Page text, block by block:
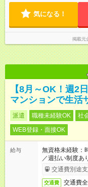
気になる！
掲載元
【8月～OK！週2
マンションで生活
派遣 職種未経験OK 社
WEB登録・面接OK
給与
無資格未経験
／週払い制度あ
了次第のお支払
交通費別途
交通費 交通費